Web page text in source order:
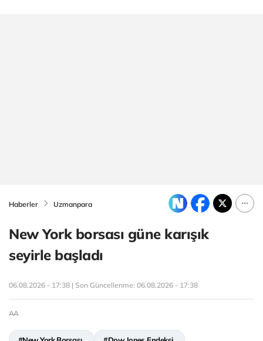
Haberler Uzmanpara
New York borsası güne karışık
seyirle başladı
06.08.2026 - 17:38 | Son Güncellenme: 06.08.2026 - 17:38
AA